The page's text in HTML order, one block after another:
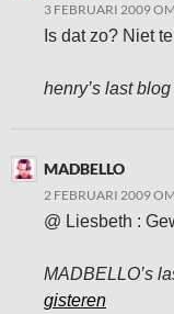
3 FEBRUARI 2009
Is dat zo? Niet
henry’s last blog
MADBELLO
2 FEBRUARI 2009
@ Liesbeth :
MADBELLO’s
gisteren